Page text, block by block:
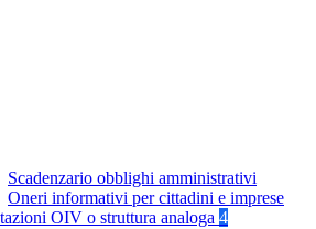
Scadenzario obblighi amministrativi
Oneri informativi per cittadini e imprese
OIV o struttura analoga 4